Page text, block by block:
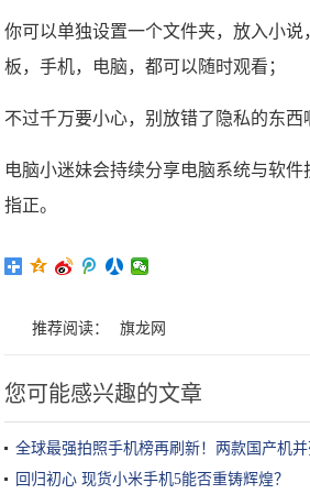
你可以单独设置一个文件夹，放入小
板，手机，电脑，都可以随时观看；
不过千万要小心，别放错了隐私的东西
电脑小迷妹会持续分享电脑系统与软
指正。
推荐阅读： 旗龙网
您可能感兴趣的文章
全球最强拍照手机榜再刷新！两款国产机
果
回归初心 现货小米手机5能否重铸辉煌？